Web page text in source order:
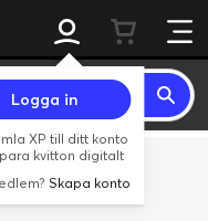
Logga in
XP till ditt konto
kvitton digitalt
Skapa konto
kr.
BACK TO REALITY